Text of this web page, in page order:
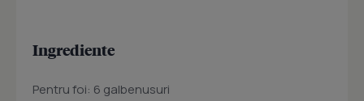
Ingrediente
Pentru foi: 6 galbenusuri